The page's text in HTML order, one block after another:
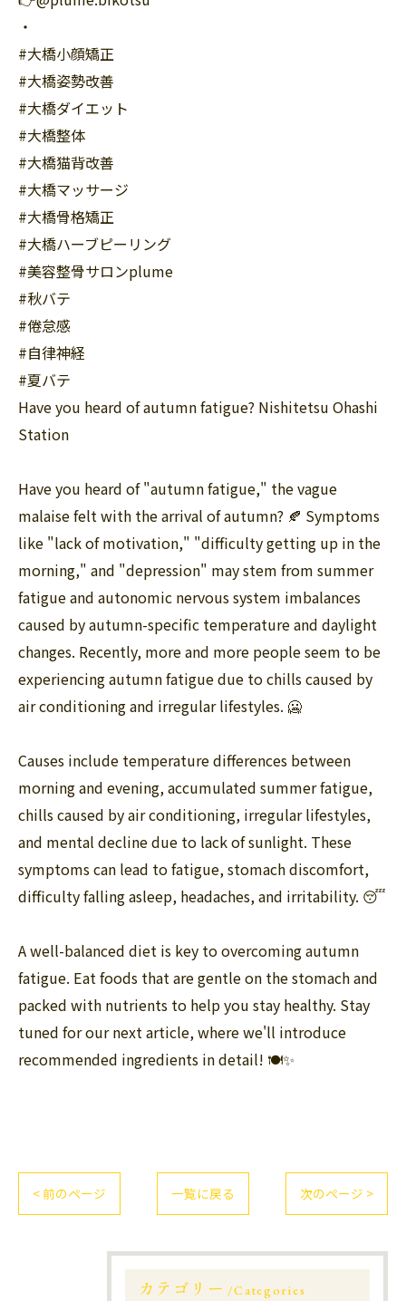
・
#大橋小顔矯正
#大橋姿勢改善
#大橋ダイエット
#大橋整体
#大橋猫背改善
#大橋マッサージ
#大橋骨格矯正
#大橋ハーブピーリング
#美容整骨サロンplume
#秋バテ
#倦怠感
#自律神経
#夏バテ
Have you heard of autumn fatigue? Nishitetsu Ohashi
Station
Have you heard of "autumn fatigue," the vague
malaise felt with the arrival of autumn? 🍂 Symptoms
like "lack of motivation," "difficulty getting up in the
morning," and "depression" may stem from summer
fatigue and autonomic nervous system imbalances
caused by autumn-specific temperature and daylight
changes. Recently, more and more people seem to be
experiencing autumn fatigue due to chills caused by
air conditioning and irregular lifestyles. 🥶
Causes include temperature differences between
morning and evening, accumulated summer fatigue,
chills caused by air conditioning, irregular lifestyles,
and mental decline due to lack of sunlight. These
symptoms can lead to fatigue, stomach discomfort,
difficulty falling asleep, headaches, and irritability. 😴
A well-balanced diet is key to overcoming autumn
fatigue. Eat foods that are gentle on the stomach and
packed with nutrients to help you stay healthy. Stay
tuned for our next article, where we'll introduce
recommended ingredients in detail! 🍽️✨
< 前のページ 一覧に戻る 次のページ >
カテゴリー Categories